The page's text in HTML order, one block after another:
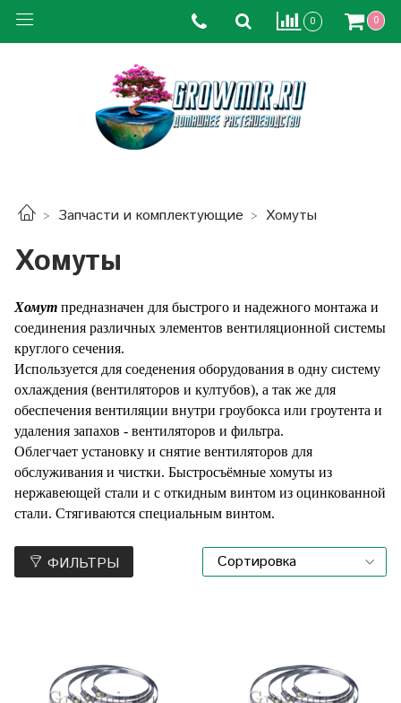
0 0
Запчасти и комплектующие Хомуты
Хомуты
Хомут предназначен для быстрого и надежного монтажа и
соединения различных элементов вентиляционной системы
круглого сечения.
Используется для соеденения оборудования в одну систему
охлаждения (вентиляторов и култубов), а так же для
обеспечения вентиляции внутри гроубокса или гроутента и
удаления запахов - вентиляторов и фильтра.
Облегчает установку и снятие вентиляторов для
обслуживания и чистки. Быстросъёмные хомуты из
нержавеющей стали и с откидным винтом из оцинкованной
стали. Стягиваются специальным винтом.
ФИЛЬТРЫ